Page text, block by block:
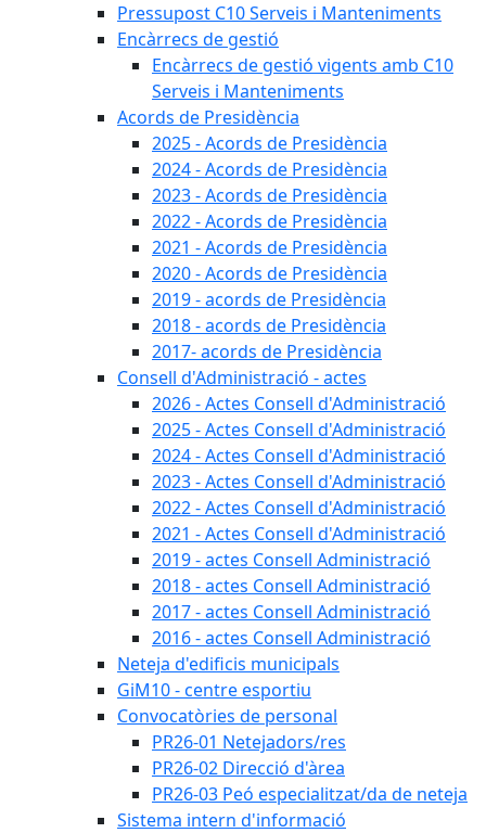
Pressupost C10 Serveis i Manteniments
Encàrrecs de gestió
Encàrrecs de gestió vigents amb C10
Serveis i Manteniments
Acords de Presidència
2025 - Acords de Presidència
2024 - Acords de Presidència
2023 - Acords de Presidència
2022 - Acords de Presidència
2021 - Acords de Presidència
2020 - Acords de Presidència
2019 - acords de Presidència
2018 - acords de Presidència
2017- acords de Presidència
Consell d'Administració - actes
2026 - Actes Consell d'Administració
2025 - Actes Consell d'Administració
2024 - Actes Consell d'Administració
2023 - Actes Consell d'Administració
2022 - Actes Consell d'Administració
2021 - Actes Consell d'Administració
2019 - actes Consell Administració
2018 - actes Consell Administració
2017 - actes Consell Administració
2016 - actes Consell Administració
Neteja d'edificis municipals
GiM10 - centre esportiu
Convocatòries de personal
PR26-01 Netejadors/res
PR26-02 Direcció d'àrea
PR26-03 Peó especialitzat/da de neteja
Sistema intern d'informació